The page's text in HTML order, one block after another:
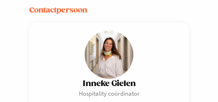
Contactpersoon
Inneke Gielen
Hospitality coördinator